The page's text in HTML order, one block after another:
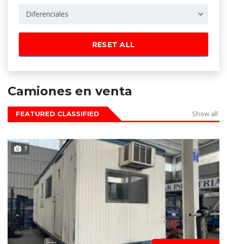
Diferenciales
RESET ALL
Camiones en venta
FEATURED CLASSIFIED Show all
7 DISPONIBLE